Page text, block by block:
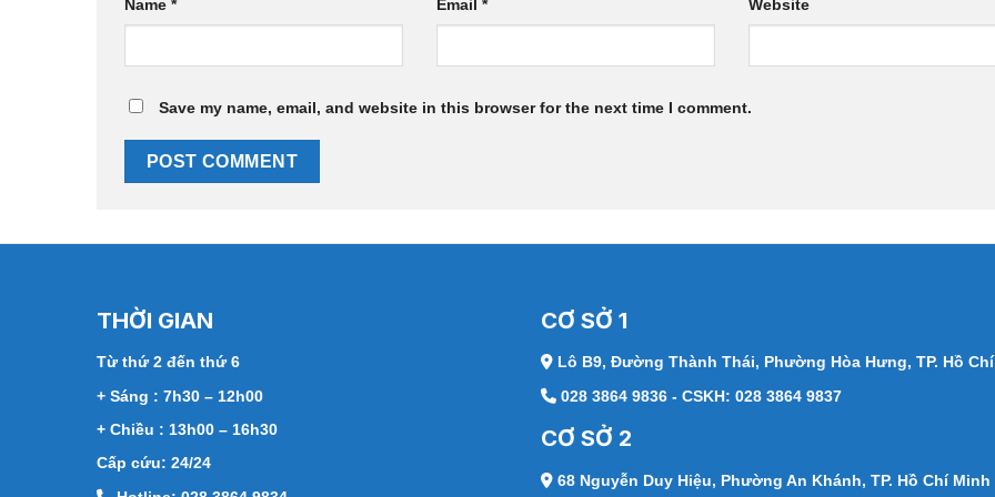
Name * Email * Website
Save my name, email, and website in this browser for the next time I comment.
THỜI GIAN
Từ thứ 2 đến thứ 6
+ Sáng : 7h30 – 12h00
+ Chiều : 13h00 – 16h30
Cấp cứu: 24/24
CƠ SỞ 1
Lô B9, Đường Thành Thái, Phường Hòa Hưng, TP. Hồ
028 3864 9836 - CSKH: 028 3864 9837
CƠ SỞ 2
68 Nguyễn Duy Hiệu, Phường An Khánh, TP. Hồ Chí Minh